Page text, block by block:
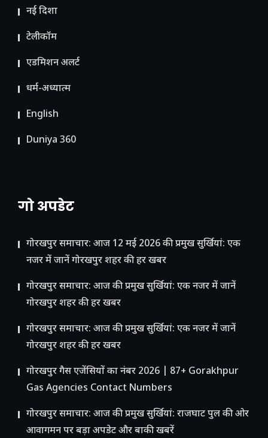
नई दिशा
टेलीकॉम
ए​डमिशन अलर्ट
धर्म-अध्यात्म
English
Duniya 360
गो अपडेट
गोरखपुर समाचार: आज 12 मई 2026 की प्रमुख सुर्खियां: एक
नजर में जानें गोरखपुर शहर की हर खबर
गोरखपुर समाचार: आज की प्रमुख सुर्खियां: एक नजर में जानें
गोरखपुर शहर की हर खबर
गोरखपुर समाचार: आज की प्रमुख सुर्खियां: एक नजर में जानें
गोरखपुर शहर की हर खबर
गोरखपुर गैस एजेंसियों का नंबर 2026 | 87+ Gorakhpur
Gas Agencies Contact Numbers
गोरखपुर समाचार: आज की प्रमुख सुर्खियां: राजघाट पुल की ओर
आवागमन पर बड़ा अपडेट और बाकी खबरें